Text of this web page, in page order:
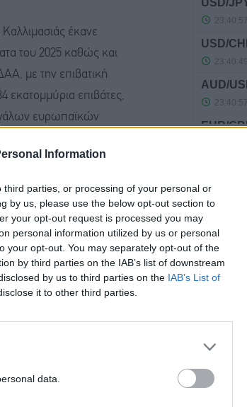
Information
parties, or processing of your personal or
by us, please use the below opt-out section to
your opt-out request is processed you may
personal information utilized by us or personal
your opt-out. You may separately opt-out of the
by third parties on the IAB’s list of downstream
by us to third parties on the IAB’s List of
it to other third parties.
data.
έκανε
του 2025 καθώς και
με την επιβατική
εκατομμύρια επιβάτες,
ευρωπαϊκών
τη διεύρυνση του
Αθήνα. Για το 2026,
ποσοστό ρυθμού
μεταξύ των
λοιπά εισοδήματα
αύξηση προήλθε κυρίως
τελών, καθώς
προ φόρων, τόκων
ενώ το προσαρμοσμένο
φόρους
το προηγούμενο έτος.
πλαισίου των
εσόδων